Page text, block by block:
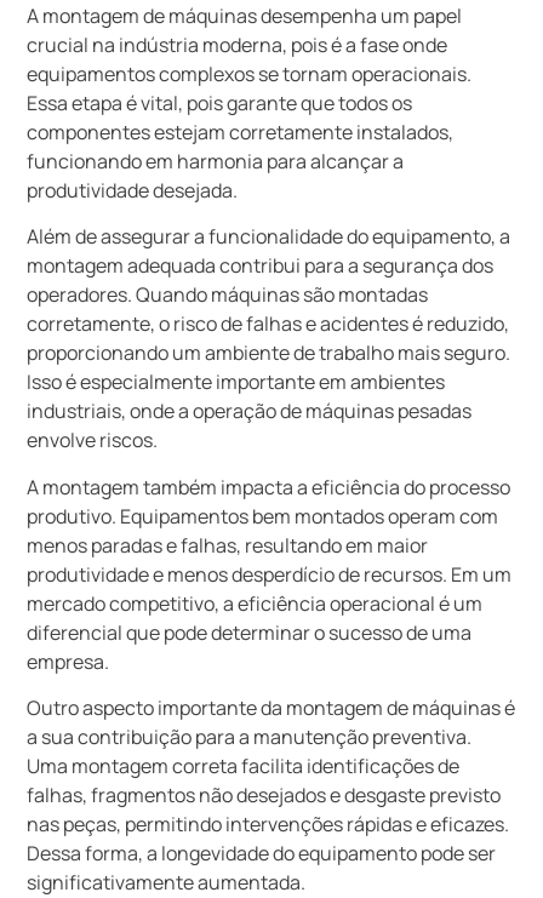
A montagem de máquinas desempenha um papel
crucial na indústria moderna, pois é a fase onde
equipamentos complexos se tornam operacionais.
Essa etapa é vital, pois garante que todos os
componentes estejam corretamente instalados,
funcionando em harmonia para alcançar a
produtividade desejada.
Além de assegurar a funcionalidade do equipamento, a
montagem adequada contribui para a segurança dos
operadores. Quando máquinas são montadas
corretamente, o risco de falhas e acidentes é reduzido,
proporcionando um ambiente de trabalho mais seguro.
Isso é especialmente importante em ambientes
industriais, onde a operação de máquinas pesadas
envolve riscos.
A montagem também impacta a eficiência do processo
produtivo. Equipamentos bem montados operam com
menos paradas e falhas, resultando em maior
produtividade e menos desperdício de recursos. Em um
mercado competitivo, a eficiência operacional é um
diferencial que pode determinar o sucesso de uma
empresa.
Outro aspecto importante da montagem de máquinas é
a sua contribuição para a manutenção preventiva.
Uma montagem correta facilita identificações de
falhas, fragmentos não desejados e desgaste previsto
nas peças, permitindo intervenções rápidas e eficazes.
Dessa forma, a longevidade do equipamento pode ser
significativamente aumentada.